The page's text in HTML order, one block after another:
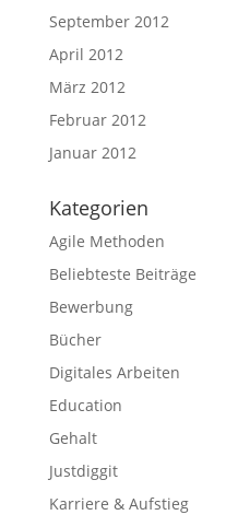
September 2012
April 2012
März 2012
Februar 2012
Januar 2012
Kategorien
Agile Methoden
Beliebteste Beiträge
Bewerbung
Bücher
Digitales Arbeiten
Education
Gehalt
Justdiggit
Karriere & Aufstieg